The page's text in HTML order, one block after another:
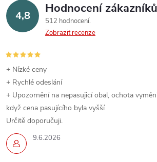
4,8 Hodnocení zákazníků
512 hodnocení
Zobrazit recenze
9.6.2026
+ Nízké ceny
+ Rychlé odeslání
+ Upozornění na nepasujicí obal, ochota
když cena pasujícího byla vyšší
Určitě doporučuji.